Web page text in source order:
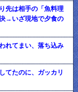
先は相手の「魚料理
→いざ現地で夕食の
れてまい、落ち込み
てたのに、ガッカリ